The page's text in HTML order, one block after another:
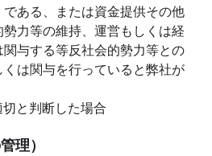
ある、または資金提供その他
勢力等の維持、運営もしくは経
与する等反社会的勢力等との
は関与を行っていると弊社が
と判断した場合
理）